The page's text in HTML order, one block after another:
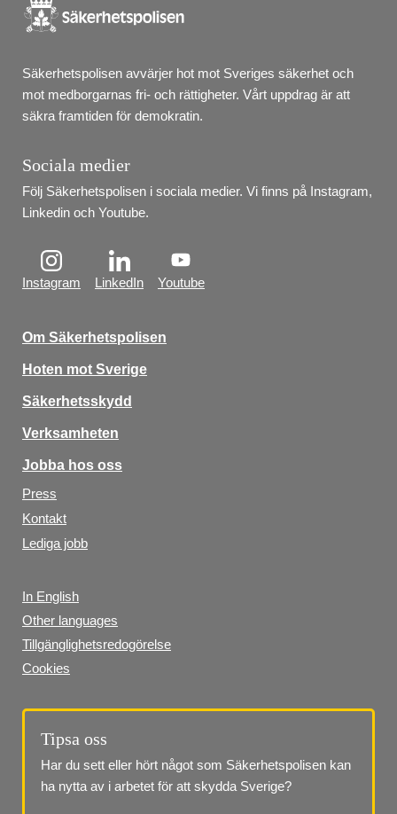
Säkerhetspolisen avvärjer hot mot Sveriges säkerhet och
mot medborgarnas fri- och rättigheter. Vårt uppdrag är att
säkra framtiden för demokratin.
Sociala medier
Följ Säkerhetspolisen i sociala medier. Vi finns på Instagram,
Linkedin och Youtube.
Instagram LinkedIn Youtube
Om Säkerhetspolisen
Hoten mot Sverige
Säkerhetsskydd
Verksamheten
Jobba hos oss
Press
Kontakt
Lediga jobb
In English
Other languages
Tillgänglighetsredogörelse
Cookies
Tipsa oss
Har du sett eller hört något som Säkerhetspolisen kan
ha nytta av i arbetet för att skydda Sverige?